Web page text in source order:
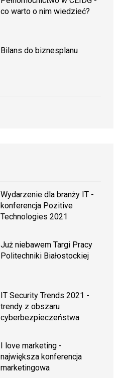
co warto o nim wiedzieć?
Bilans do biznesplanu
Wydarzenie dla branży IT -
konferencja Pozitive
Technologies 2021
Już niebawem Targi Pracy
Politechniki Białostockiej
IT Security Trends 2021 -
trendy z obszaru
cyberbezpieczeństwa
I love marketing -
największa konferencja
marketingowa